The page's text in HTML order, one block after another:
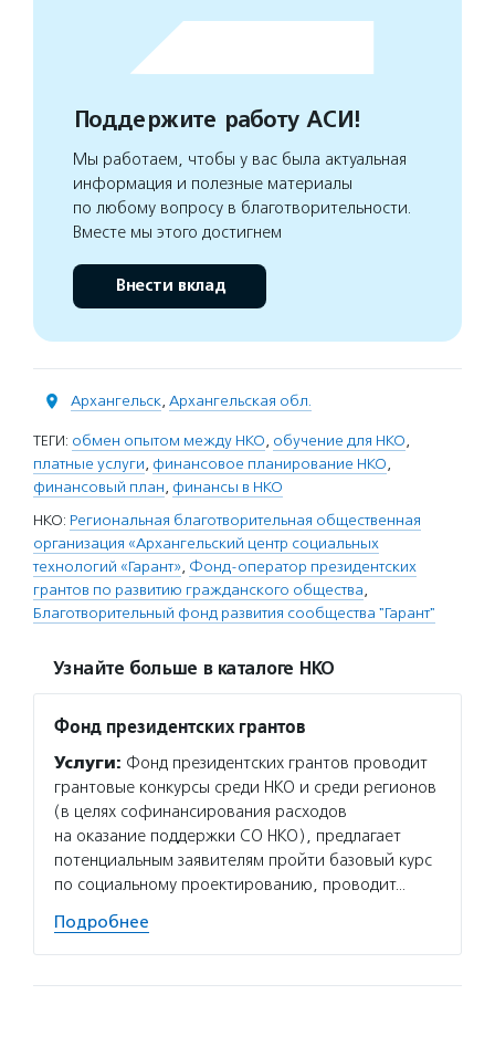
Поддержите работу АСИ!
Мы работаем, чтобы у вас была актуальная
информация и полезные материалы
по любому вопросу в благотворительности.
Вместе мы этого достигнем
Внести вклад
Архангельск, Архангельская обл.
ТЕГИ: обмен опытом между НКО, обучение для НКО,
платные услуги, финансовое планирование НКО,
финансовый план, финансы в НКО
НКО: Региональная благотворительная общественная
организация «Архангельский центр социальных
технологий «Гарант», Фонд-оператор президентских
грантов по развитию гражданского общества,
Благотворительный фонд развития сообщества "Гарант"
Узнайте больше в каталоге НКО
Фонд президентских грантов
Услуги: Фонд президентских грантов проводит
грантовые конкурсы среди НКО и среди регионов
(в целях софинансирования расходов
на оказание поддержки СО НКО), предлагает
потенциальным заявителям пройти базовый курс
по социальному проектированию, проводит…
Подробнее